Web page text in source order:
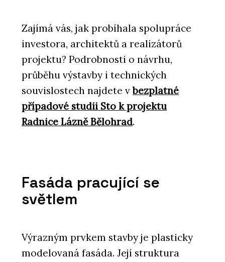
Zajímá vás, jak probíhala spolupráce
investora, architektů a realizátorů
projektu? Podrobnosti o návrhu,
průběhu výstavby i technických
souvislostech najdete vbezplatné
případové studii Sto k projektu
Radnice Lázně Bělohrad.
Fasáda pracující se
světlem
Výrazným prvkem stavby je plasticky
modelovaná fasáda. Její struktura